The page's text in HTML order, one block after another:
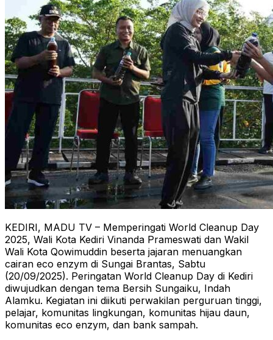
KEDIRI, MADU TV – Memperingati World Cleanup Day
2025, Wali Kota Kediri Vinanda Prameswati dan Wakil
Wali Kota Qowimuddin beserta jajaran menuangkan
cairan eco enzym di Sungai Brantas, Sabtu
(20/09/2025). Peringatan World Cleanup Day di Kediri
diwujudkan dengan tema Bersih Sungaiku, Indah
Alamku. Kegiatan ini diikuti perwakilan perguruan tinggi,
pelajar, komunitas lingkungan, komunitas hijau daun,
komunitas eco enzym, dan bank sampah.